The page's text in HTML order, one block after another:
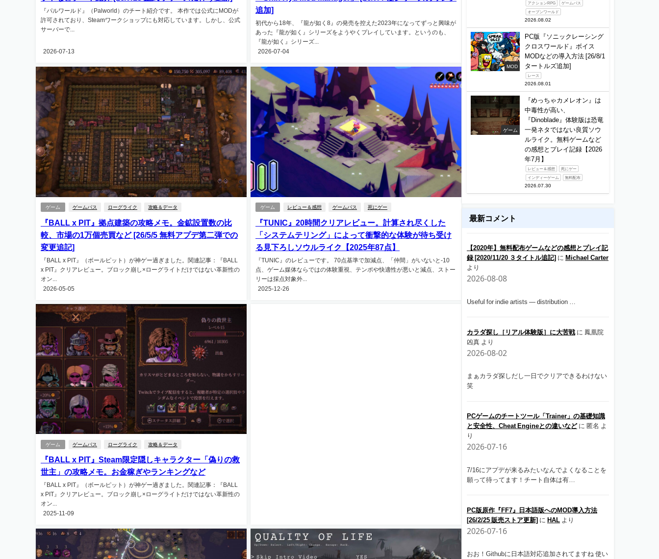
『パルワールド』（Palworld）のチート紹介です。 本作では公式にMODが
許可されており、Steamワークショップにも対応しています。しかし、公式
サーバーで...
2026-07-13
追加]
初代から18年、『龍が如く8』の発売を控えた2023年になってずっと興味が
あった『龍が如く』シリーズをようやくプレイしています。というのも、
『龍が如く』シリーズ...
2026-07-04
ゲーム ゲームパス ローグライク 攻略＆データ
『BALL x PIT』拠点建築の攻略メモ。金鉱設置数の比
較、市場の1万個売買など [26/5/5 無料アプデ第二弾での
変更追記]
『BALL x PIT』（ボールピット）が神ゲー過ぎました。関連記事：『BALL
x PIT』クリアレビュー。ブロック崩し×ローグライトだけではない革新性の
オン...
2026-05-05
ゲーム レビュー＆感想 ゲームパス 死にゲー
『TUNIC』20時間クリアレビュー。計算され尽くした
「システムテリング」によって衝撃的な体験が待ち受け
る見下ろしソウルライク【2025年87点】
『TUNIC』のレビューです。 70点基準で加減点、「仲間」がいないと-10
点、ゲーム媒体ならではの体験重視、テンポや快適性が悪いと減点、ストー
リーは採点対象外...
2025-12-26
ゲーム ゲームパス ローグライク 攻略＆データ
『BALL x PIT』Steam限定隠しキャラクター「偽りの救
世主」の攻略メモ。お金稼ぎやランキングなど
『BALL x PIT』（ボールピット）が神ゲー過ぎました。関連記事：『BALL
x PIT』クリアレビュー。ブロック崩し×ローグライトだけではない革新性の
オン...
2025-11-09
アクションRPG ゲームパス
オープンワールド
2026.08.02
MOD
PC版『ソニックレーシング
クロスワールド』ボイス
MODなどの導入方法 [26/8/1
タートルズ追加]
レース
2026.08.01
ゲーム
『めっちゃカメレオン』は
中毒性が高い、
『Dinoblade』体験版は恐竜
一発ネタではない良質ソウ
ルライク。無料ゲームなど
の感想とプレイ記録【2026
年7月】
レビュー＆感想 死にゲー
インディーゲーム 無料配布
2026.07.30
最新コメント
【2020年】無料配布ゲームなどの感想とプレイ記
録 [2020/11/20 ３タイトル追記] に Michael Carter
より
2026-08-08
Useful for indie artists — distribution …
カラダ探し［リアル体験版］に大苦戦 に 鳳凰院
凶真 より
2026-08-02
まぁカラダ探しだし一日でクリアできるわけない
笑
PCゲームのチートツール「Trainer」の基礎知識
と安全性、Cheat Engineとの違いなどに 匿名 よ
り
2026-07-16
7/16にアプデが来るみたいなんでよくなることを
願って待ってます！チート自体は有…
PC版原作『FF7』日本語版へのMOD導入方法
[26/2/25 販売ストア更新] に HAL より
2026-07-16
おお！Githubに日本語対応追加されてますね 使い